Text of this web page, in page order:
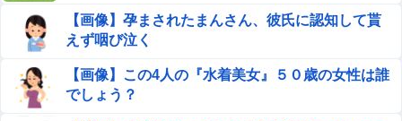
【画像】孕まされたまんさん、彼氏に認知して貰
えず咽び泣く
【画像】この4人の『水着美女』５０歳の女性は誰
でしょう？